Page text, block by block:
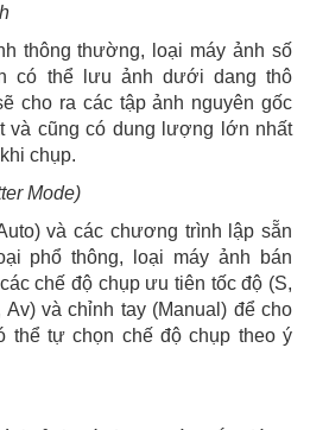
thông thường, loại máy ảnh số
có thể lưu ảnh dưới dang thô
cho ra các tập ảnh nguyên gốc
và cũng có dung lượng lớn nhất
chụp.
Mode)
và các chương trình lập sẵn
phổ thông, loại máy ảnh bán
chế độ chụp ưu tiên tốc độ (S,
và chỉnh tay (Manual) để cho
thể tự chọn chế độ chụp theo ý